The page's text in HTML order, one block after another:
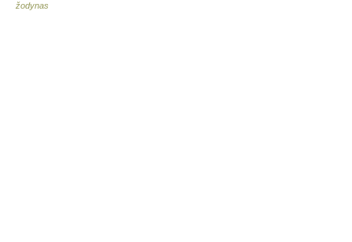
žodynas